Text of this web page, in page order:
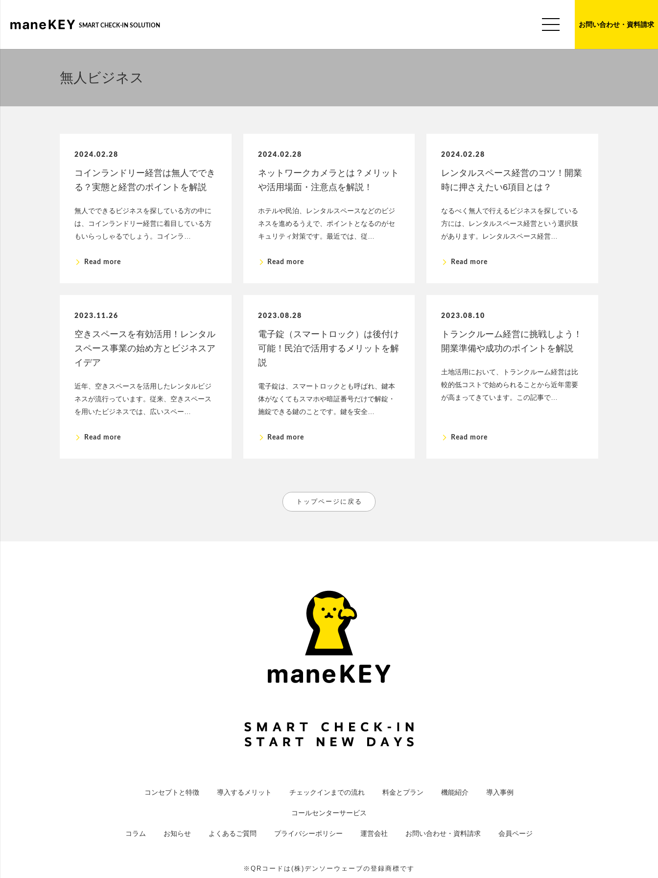
SMART CHECK-IN SOLUTION お問い合わせ・資料請求
無人ビジネス
2024.02.28
コインランドリー経営は無人ででき
る？実態と経営のポイントを解説
無人でできるビジネスを探している方の中に
は、コインランドリー経営に着目している方
もいらっしゃるでしょう。コインラ…
arrow_forward_ios Read more
2024.02.28
ネットワークカメラとは？メリット
や活用場面・注意点を解説！
ホテルや民泊、レンタルスペースなどのビジ
ネスを進めるうえで、ポイントとなるのがセ
キュリティ対策です。最近では、従…
arrow_forward_ios Read more
2024.02.28
レンタルスペース経営のコツ！開業
時に押さえたい6項目とは？
なるべく無人で行えるビジネスを探している
方には、レンタルスペース経営という選択肢
があります。レンタルスペース経営…
arrow_forward_ios Read more
2023.11.26
空きスペースを有効活用！レンタル
スペース事業の始め方とビジネスア
イデア
近年、空きスペースを活用したレンタルビジ
ネスが流行っています。従来、空きスペース
を用いたビジネスでは、広いスペー…
arrow_forward_ios Read more
2023.08.28
電子錠（スマートロック）は後付け
可能！民泊で活用するメリットを解
説
電子錠は、スマートロックとも呼ばれ、鍵本
体がなくてもスマホや暗証番号だけで解錠・
施錠できる鍵のことです。鍵を安全…
arrow_forward_ios Read more
2023.08.10
トランクルーム経営に挑戦しよう！
開業準備や成功のポイントを解説
土地活用において、トランクルーム経営は比
較的低コストで始められることから近年需要
が高まってきています。この記事で…
arrow_forward_ios Read more
トップページに戻る
コンセプトと特徴 導入するメリット チェックインまでの流れ 料金とプラン 機能紹介 導入事例
コールセンターサービス
コラム お知らせ よくあるご質問 プライバシーポリシー 運営会社 お問い合わせ・資料請求 会員ページ
※QRコードは(株)デンソーウェーブの登録商標です